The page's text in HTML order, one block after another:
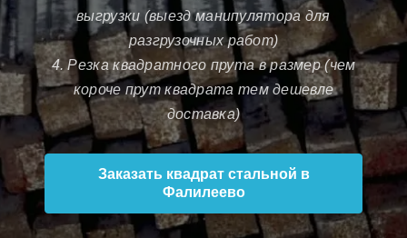
выгрузки (выезд манипулятора для
разгрузочных работ)
4. Резка квадратного прута в размер (чем
короче прут квадрата тем дешевле
доставка)
Заказать квадрат стальной в
Фалилеево